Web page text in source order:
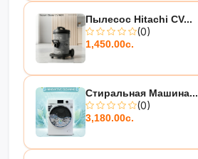
Пылесос Hitachi CV...
(0)
1,450.00с.
Стиральная Машина...
(0)
3,180.00с.